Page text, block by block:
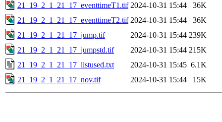
21_19_2_1_21_17_eventtimeT1.tif 2024-10-31 15:44
36K
21_19_2_1_21_17_eventtimeT2.tif 2024-10-31 15:44
36K
21_19_2_1_21_17_jump.tif
2024-10-31 15:44 239K
21_19_2_1_21_17_jumpstd.tif
2024-10-31 15:44 215K
21_19_2_1_21_17_listused.txt
2024-10-31 15:45 6.1K
21_19_2_1_21_17_nov.tif
2024-10-31 15:44 15K